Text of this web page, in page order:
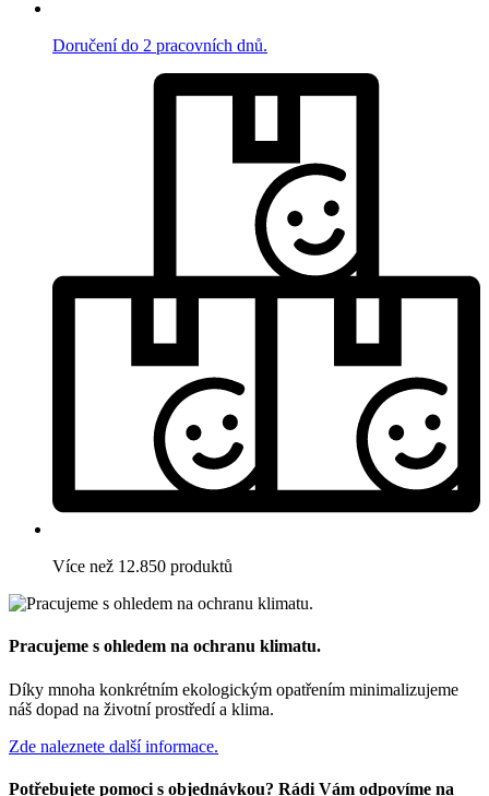
Doručení do 2 pracovních dnů.
Více než 12.850 produktů
Pracujeme s ohledem na ochranu klimatu.
Díky mnoha konkrétním ekologickým opatřením minimalizujeme
náš dopad na životní prostředí a klima.
Zde naleznete další informace.
Potřebujete pomoci s objednávkou? Rádi Vám odpovíme na